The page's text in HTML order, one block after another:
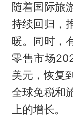
随着国际旅
持续回归，
暖。同时，
零售市场
美元，恢复
全球免税和
上的增长。